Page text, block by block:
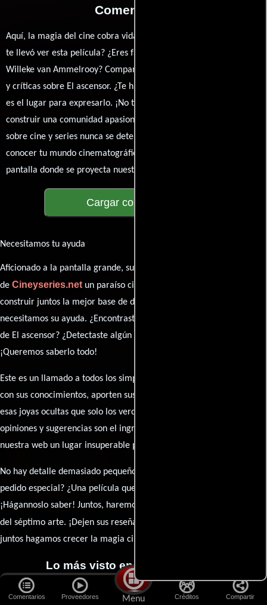
Comentarios Proveedores Menu Créditos Compartir
Comentarios
Aquí, la magia del cine cobra vida a través de tus opiniones. ¿Qué
te llevó ver esta película? ¿Eres fan de Dick Maas, Huub Stapel o
Willeke van Ammelrooy? Comparte tus pensamientos, emociones
y críticas sobre El ascensor. ¿Te hizo reír, llorar o reflexionar? Este
es el lugar para expresarlo. ¡No te guardes nada! Queremos
construir una comunidad apasionada donde la conversación
sobre cine y series nunca se detenga. Únete a la charla y déjanos
conocer tu mundo cinematográfico. ¡Los comentarios son la
pantalla donde se proyecta nuestra diversidad de opiniones!
Cargar comentarios
Necesitamos tu ayuda
Aficionado a la pantalla grande, su participación es clave para hacer
de Cineyseries.netun paraíso cinéfilo completo. Queremos
construir juntos la mejor base de datos cinematográfica, pero
necesitamos su ayuda. ¿Encontraste algún dato faltante en la ficha
de El ascensor? ¿Detectaste algún error en la sinopsis o el elenco?
¡Queremos saberlo todo!
Este es un llamado a todos los simpatizantes del cine: contribuyan
con sus conocimientos, aporten sus descubrimientos y compartan
esas joyas ocultas que solo los verdaderos fanáticos conocen. Sus
opiniones y sugerencias son el ingrediente secreto que hará de
nuestra web un lugar insuperable para los amantes del celuloide.
No hay detalle demasiado pequeño ni opinión insignificante. ¿Algún
pedido especial? ¿Una película que sueñas con ver reseñada?
¡Hágannoslo saber! Juntos, haremos de esta comunidad el epicentro
del séptimo arte. ¡Dejen sus reseña en la
juntos hagamos crecer la magia cinematográfica!
Lo más visto en Cineyseries.net